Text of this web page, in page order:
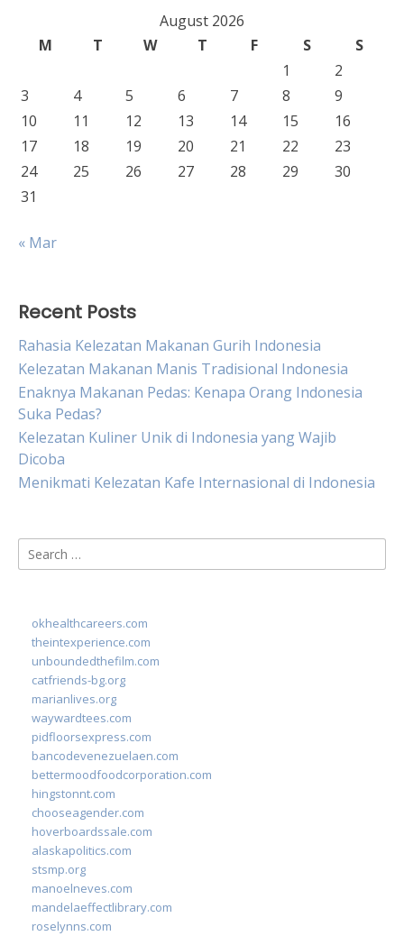
August 2026
M
T W T F S
S
1
2
3
4 5 6 7 8
9
10
11 12 13 14 15
16
17
18 19 20 21 22
23
24
25 26 27 28 29
30
31
« Mar
Recent Posts
Rahasia Kelezatan Makanan Gurih Indonesia
Kelezatan Makanan Manis Tradisional Indonesia
Enaknya Makanan Pedas: Kenapa Orang Indonesia
Suka Pedas?
Kelezatan Kuliner Unik di Indonesia yang Wajib
Dicoba
Menikmati Kelezatan Kafe Internasional di Indonesia
Search
for:
okhealthcareers.com
theintexperience.com
unboundedthefilm.com
catfriends-bg.org
marianlives.org
waywardtees.com
pidfloorsexpress.com
bancodevenezuelaen.com
bettermoodfoodcorporation.com
hingstonnt.com
chooseagender.com
hoverboardssale.com
alaskapolitics.com
stsmp.org
manoelneves.com
mandelaeffectlibrary.com
roselynns.com